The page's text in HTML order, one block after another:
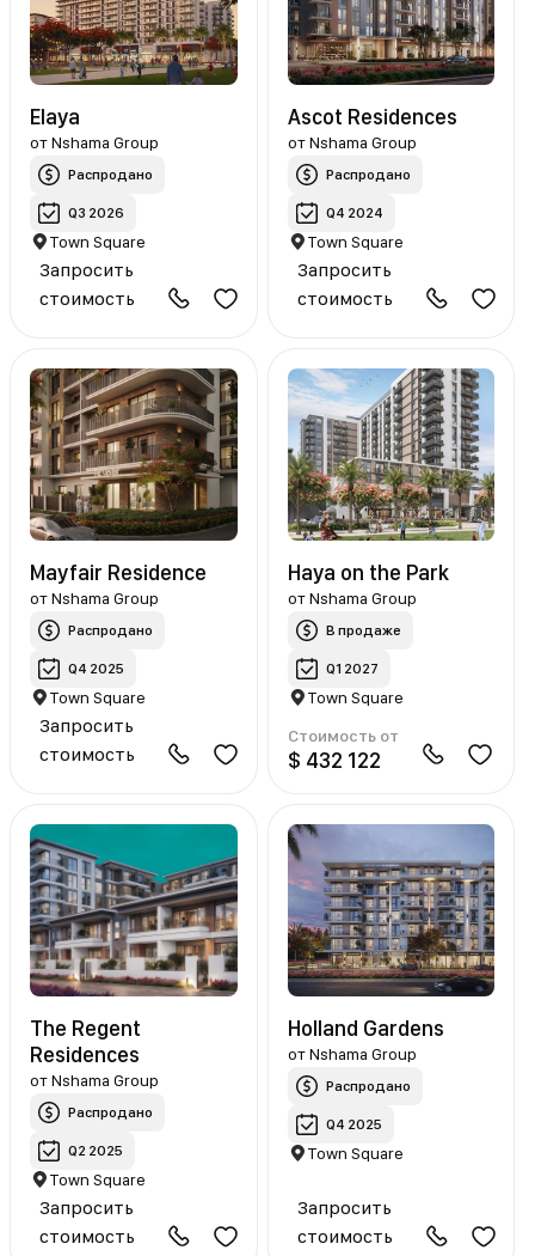
Elaya
отNshama Group
Распродано
Q3 2026
Town Square
Запросить
стоимость
Ascot Residences
от Nshama Group
Распродано
Q4 2024
Town Square
Запросить
стоимость
Mayfair Residence
отNshama Group
Распродано
Q4 2025
Town Square
Запросить
стоимость
Haya on the Park
от Nshama Group
В продаже
Q1 2027
Town Square
Стоимость от
$ 432 122
The Regent
Residences
отNshama Group
Распродано
Q2 2025
Town Square
Запросить
стоимость
Holland Gardens
от Nshama Group
Распродано
Q4 2025
Town Square
Запросить
стоимость